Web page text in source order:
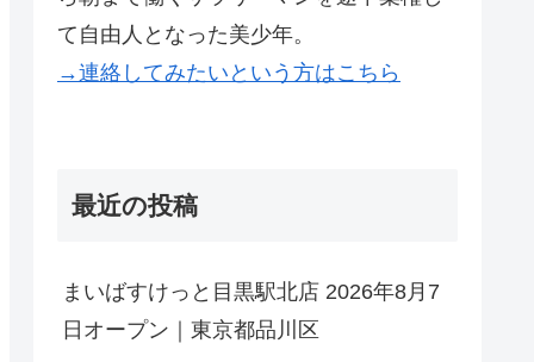
て自由人となった美少年。
→連絡してみたいという方はこちら
最近の投稿
まいばすけっと目黒駅北店 2026年8月7
日オープン｜東京都品川区